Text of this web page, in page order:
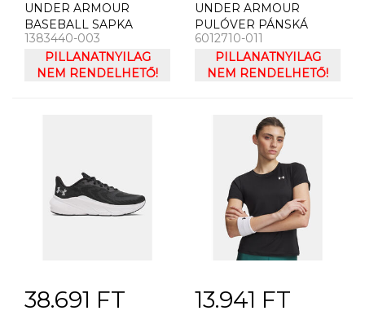
UNDER ARMOUR
BASEBALL SAPKA
FÉRFI BASEBALL
SAPKA UNDER
ARMOUR M AV LOW
1383440-003
PILLANATNYILAG
NEM RENDELHETŐ!
UNDER ARMOUR
PULÓVER PÁNSKÁ
MIKINA UNDER
ARMOUR UA ICON
FLEECE 1/4 ZIP-GRY
6012710-011
PILLANATNYILAG
NEM RENDELHETŐ!
38.691 FT 13.941 FT